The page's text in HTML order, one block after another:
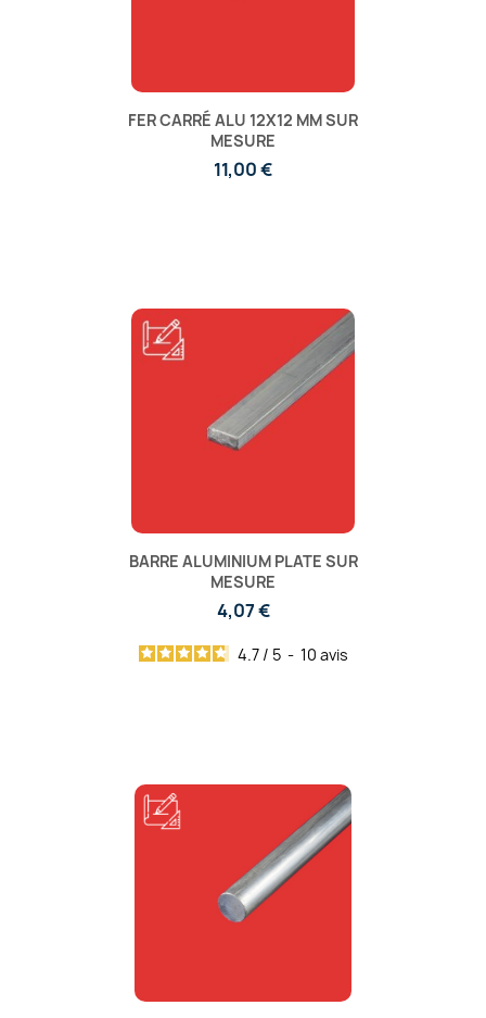
FER CARRÉ ALU 12X12 MM SUR
MESURE
11,00 €
BARRE ALUMINIUM PLATE SUR
MESURE
4,07 €
4.7 / 5 - 10 avis